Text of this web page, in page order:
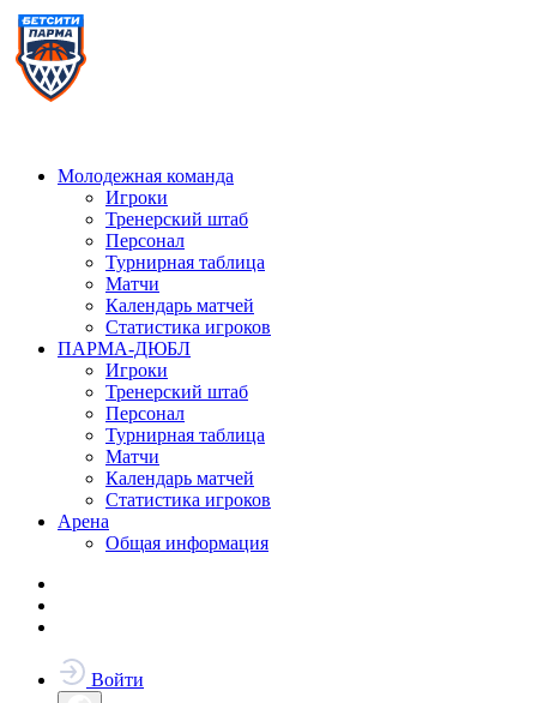
Молодежная команда
Игроки
Тренерский штаб
Персонал
Турнирная таблица
Матчи
Календарь матчей
Статистика игроков
ПАРМА-ДЮБЛ
Игроки
Тренерский штаб
Персонал
Турнирная таблица
Матчи
Календарь матчей
Статистика игроков
Арена
Общая информация
Войти